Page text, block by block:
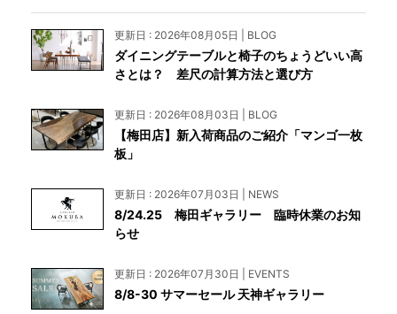
更新日 : 2026年08月05日 | BLOG
ダイニングテーブルと椅子のちょうどいい高
さとは？ 差尺の計算方法と選び方
更新日 : 2026年08月03日 | BLOG
【梅田店】新入荷商品のご紹介「マンゴ一枚
板」
更新日 : 2026年07月03日 | NEWS
8/24.25 梅田ギャラリー 臨時休業のお知
らせ
更新日 : 2026年07月30日 | EVENTS
8/8-30 サマーセール 天神ギャラリー